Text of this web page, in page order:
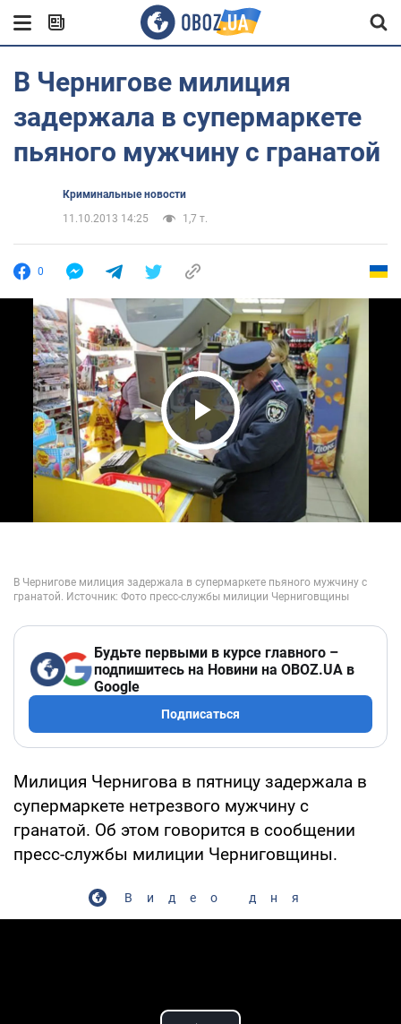
В Чернигове милиция
задержала в супермаркете
пьяного мужчину с гранатой
Криминальные новости
11.10.2013 14:25
1,7 т.
0
Play Video
Будьте первыми в курсе главного –
подпишитесь на Новини на OBOZ.UA в
Google
Подписаться
Милиция Чернигова в пятницу задержала в
супермаркете нетрезвого мужчину с
гранатой. Об этом говорится в сообщении
пресс-службы милиции Черниговщины.
Видео дня